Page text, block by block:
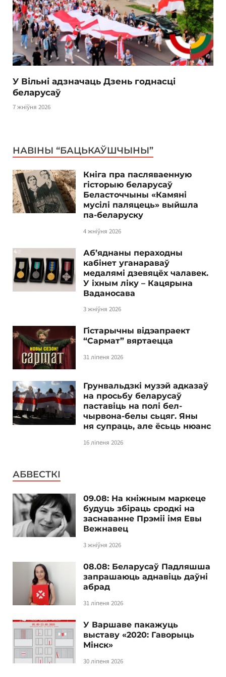
У Вільні адзначаць Дзень годнасці
беларусаў
7 жніўня 2026
НАВІНЫ “БАЦЬКАЎШЧЫНЫ”
Кніга пра пасляваенную
гісторыю беларусаў
Беласточчыны «Камяні
мусілі паляцець» выйшла
па-беларуску
4 жніўня 2026
Аб’яднаны пераходны
кабінет уганараваў
медалямі дзевяцёх чалавек.
У іхным ліку – Кацярына
Ваданосава
3 жніўня 2026
Гістарычны відэапраект
“Сармат” вяртаецца
31 ліпеня 2026
Грунвальдзкі музэй адказаў
на просьбу беларусаў
паставіць на полі бел-
чырвона-белы сьцяг. Яны
ня супраць, але ёсьць нюанс
16 ліпеня 2026
АБВЕСТКІ
09.08: На кніжным маркеце
будуць збіраць сродкі на
заснаванне Прэміі імя Евы
Вежнавец
3 жніўня 2026
08.08: Беларусаў Падляшша
запрашаюць аднавіць даўні
абрад
31 ліпеня 2026
У Варшаве пакажуць
выставу «2020: Гаворыць
Мінск»
30 ліпеня 2026